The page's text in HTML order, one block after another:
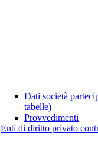
Dati società
tabelle)
Provvedimenti
Enti di diritto privato